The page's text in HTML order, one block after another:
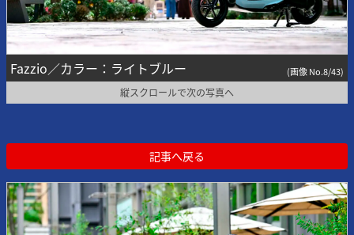
Fazzio／カラー：ライトブルー (画像 No.8/43)
縦スクロールで次の写真へ
記事へ戻る